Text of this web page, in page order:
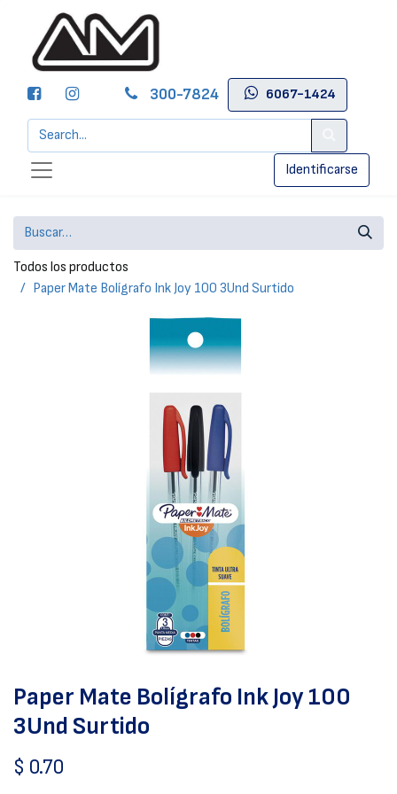
300-7824 6067-1424
Identificarse
Todos los productos
Paper Mate Bolígrafo Ink Joy 100 3Und Surtido
Paper Mate Bolígrafo Ink Joy 100
3Und Surtido
$ 0.70